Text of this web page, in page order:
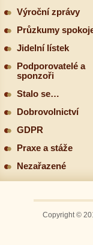
Výroční zprávy
Průzkumy
Jidelní lístek
Podporovatelé a
sponzoři
Stalo se…
Dobrovolnictví
GDPR
Praxe a stáže
Nezařazené
Copyright ©